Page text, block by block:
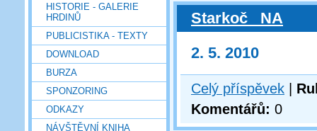
HISTORIE - GALERIE
HRDINŮ
PUBLICISTIKA - TEXTY
DOWNLOAD
BURZA
SPONZORING
ODKAZY
NÁVŠTĚVNÍ KNIHA
Starkoč _NA
2. 5. 2010
Celý příspěvek
Komentářů: 0